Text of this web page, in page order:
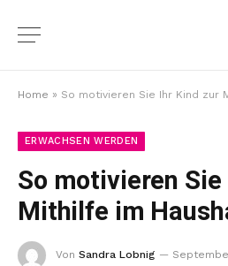
Home » So motivieren Sie Ihr Kind zur
ERWACHSEN WERDEN
So motivieren
Mithilfe im
Von Sandra Lobnig